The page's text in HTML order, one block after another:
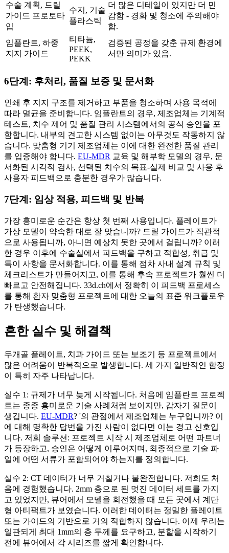
수술 계획, 드릴
가이드 프로토타
입
수지, 기술
플라스틱
더 많은 디테일이 있지만 더 민
감함 - 경화 및 청소에 주의해야
함.
임플란트, 하중
지지 가이드
티타늄,
PEEK,
PEKK
검증된 공정을 갖춘 규제 환경에
서만 의미가 있음.
6단계: 후처리, 품질 보증 및 문서화
인쇄 후 지지 구조를 제거하고 부품을 청소하며 사용 목적에
따라 멸균을 준비합니다. 임플란트의 경우, 제조업체는 기계적
테스트, 치수 제어 및 품질 관리 시스템에서의 공식 승인을 포
함합니다. 내부의 견고한 시스템 없이는 아무것도 작동하지 않
습니다. 맞춤형 기기 제조업체는 이에 대한 완전한 품질 관리
를 입증해야 합니다. EU-MDR 교육 및 해부학 모델의 경우, 문
서화된 시각적 검사, 선택된 치수의 목표-실제 비교 및 사용 후
사용자 피드백으로 충분한 경우가 많습니다.
7단계: 임상 적용, 피드백 및 반복
가장 흥미로운 순간은 항상 첫 번째 사용입니다. 플레이트가
가상 모델이 약속한 대로 잘 맞습니까? 드릴 가이드가 직관적
으로 사용됩니까, 아니면 예상치 못한 곳에서 걸립니까? 이러
한 경우 이후에 수술실에서 피드백을 구하고 적합성, 취급 및
특이 사항을 문서화합니다. 이를 통해 점차 사내 설계 규칙 및
체크리스트가 만들어지고, 이를 통해 후속 프로젝트가 훨씬 더
빠르고 안전해집니다. 33d.ch에서 정확히 이 피드백 프로세스
를 통해 환자 맞춤형 프로젝트에 대한 오늘의 표준 워크플로우
가 탄생했습니다.
흔한 실수 및 해결책
두개골 플레이트, 치과 가이드 또는 보조기 등 프로젝트에서
많은 어려움이 반복적으로 발생합니다. 세 가지 일반적인 함정
이 특히 자주 나타납니다.
실수 1: 규제가 너무 늦게 시작됩니다. 처음에 임플란트 프로젝
트는 종종 흥미로운 기술 사례처럼 보이지만, 갑자기 질문이
생깁니다. EU-MDR? '의 관점에서 제조업체는 누구입니까? 이
에 대해 명확한 답변을 가진 사람이 없다면 이는 경고 신호입
니다. 저희 솔루션: 프로젝트 시작 시 제조업체로 어떤 파트너
가 등장하고, 승인은 어떻게 이루어지며, 최종적으로 기술 파
일에 어떤 서류가 포함되어야 하는지를 정의합니다.
실수 2: CT 데이터가 너무 거칠거나 불완전합니다. 저희도 처
음에 경험했습니다. 2mm 층으로 된 멋진 데이터 세트를 가지
고 있었지만, 뷰어에서 모델을 회전했을 때 모든 곳에서 계단
형 아티팩트가 보였습니다. 이러한 데이터는 정밀한 플레이트
또는 가이드의 기반으로 거의 적합하지 않습니다. 이제 우리는
일관되게 최대 1mm의 층 두께를 요구하고, 분할을 시작하기
전에 뷰어에서 각 시리즈를 짧게 확인합니다.